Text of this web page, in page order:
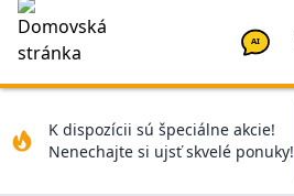
AI
K dispozícii sú špeciálne akcie!
Nenechajte si ujsť skvelé ponuky!